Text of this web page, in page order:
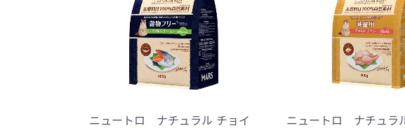
ニュートロ ナチュラル チョイ
ニュートロ ナチュラ